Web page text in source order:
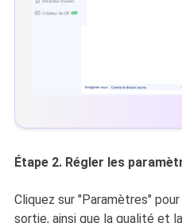
Étape 2. Régler les
Cliquez sur "Paramètres"
sortie, ainsi que la qualité et